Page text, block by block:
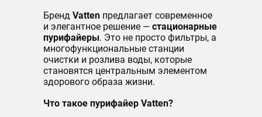
Бренд Vatten предлагает современное
и элегантное решение — стационарные
пурифайеры. Это не просто фильтры, а
многофункциональные станции
очистки и розлива воды, которые
становятся центральным элементом
здорового образа жизни.
Что такое пурифайер Vatten?